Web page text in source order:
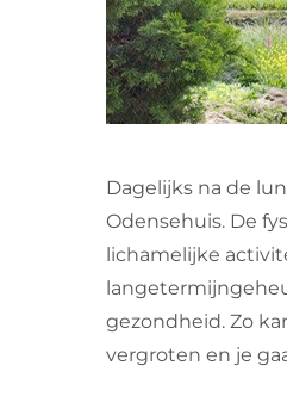
Dagelijks na de
Odensehuis. De
lichamelijke
gezondheid. Zo
vergroten en je